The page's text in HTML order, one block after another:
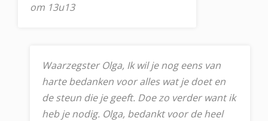
om 13u13
Waarzegster Olga, Ik wil je nog eens van
harte bedanken voor alles wat je doet en
de steun die je geeft. Doe zo verder want ik
heb je nodig. Olga, bedankt voor de heel